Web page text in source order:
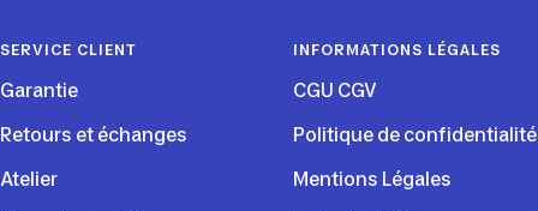
SERVICE CLIENT
Garantie
Retours et échanges
Atelier
INFORMATIONS LÉGALES
CGU CGV
Politique de confidentialité
Mentions Légales